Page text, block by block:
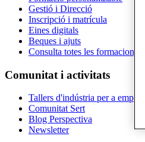
Gestió i Direcció
Inscripció i matrícula
Eines digitals
Beques i ajuts
Consulta totes les formacions
Comunitat i activitats
Tallers d'indústria per a
Comunitat Sert
Blog Perspectiva
Newsletter